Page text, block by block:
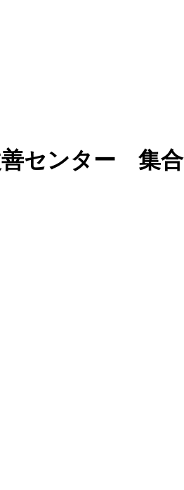
善センター 集合